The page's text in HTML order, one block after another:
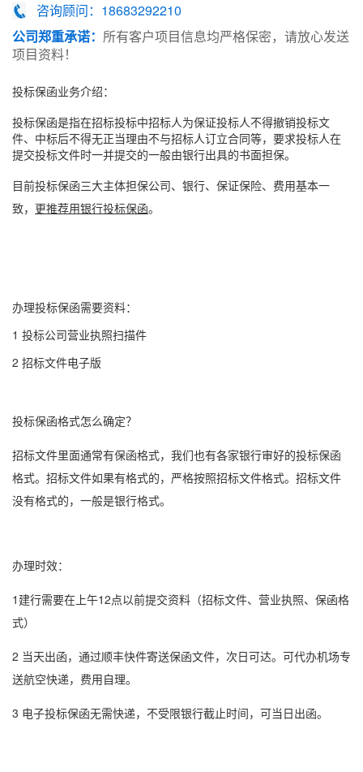
咨询顾问：18683292210
公司郑重承诺： 所有客户项目信息均严格保密，请放心发送
项目资料！
投标保函业务介绍：
投标保函是指在招标投标中招标人为保证投标人不得撤销投标文
件、中标后不得无正当理由不与招标人订立合同等，要求投标人在
提交投标文件时一并提交的一般由银行出具的书面担保。
目前投标保函三大主体担保公司、银行、 保证保险、费用基本一
致， 更推荐用银行投标保函。
办理投标保函需要资料：
1 投标公司营业执照扫描件
2 招标文件电子版
投标保函格式怎么确定？
招标文件里面通常有保函格式，我们也有各家银行审好的投标保函
格式。招标文件如果有格式的，严格按照招标文件格式。招标文件
没有格式的，一般是银行格式。
办理时效：
1建行需要在上午12点以前提交资料（招标文件、营业执照、保函格
式）
2 当天出函，通过顺丰快件寄送保函文件，次日可达。可代办机场专
送航空快递，费用自理。
3 电子投标保函无需快递，不受限银行截止时间，可当日出函。